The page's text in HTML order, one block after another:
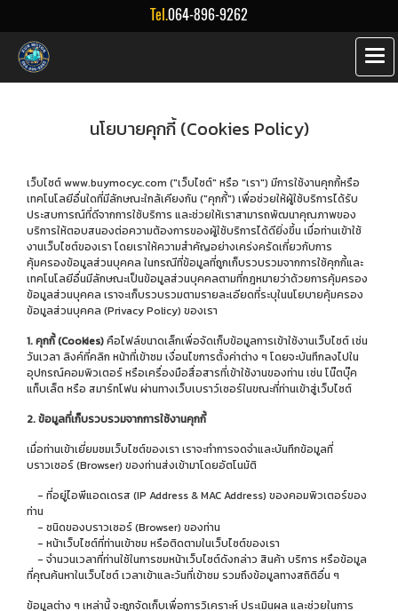
Tel.064-896-9262
นโยบายคุกกี้ (Cookies Policy)
เว็บไซต์ www.buymocyc.com ("เว็บไซต์" หรือ "เรา") มีการใช้งานคุกกี้หรือ
เทคโนโลยีอื่นใดที่มีลักษณะใกล้เคียงกัน ("คุกกี้") เพื่อช่วยให้ผู้ใช้บริการได้รับ
ประสบการณ์ที่ดีจากการใช้บริการ และช่วยให้เราสามารถพัฒนาคุณภาพของ
บริการให้ตอบสนองต่อความต้องการของผู้ใช้บริการได้ดียิ่งขึ้น เมื่อท่านเข้าใช้
งานเว็บไซต์ของเรา โดยเราให้ความสำคัญอย่างเคร่งครัดเกี่ยวกับการ
คุ้มครองข้อมูลส่วนบุคคล ในกรณีที่ข้อมูลที่ถูกเก็บรวบรวมจากการใช้คุกกี้และ
เทคโนโลยีอื่นมีลักษณะเป็นข้อมูลส่วนบุคคลตามที่กฎหมายว่าด้วยการคุ้มครอง
ข้อมูลส่วนบุคคล เราจะเก็บรวบรวมตามรายละเอียดที่ระบุในนโยบายคุ้มครอง
ข้อมูลส่วนบุคคล (Privacy Policy) ของเรา
1. คุกกี้ (Cookies)คือไฟล์ขนาดเล็กเพื่อจัดเก็บข้อมูลการเข้าใช้งานเว็บไซต์ เช่น
วันเวลา ลิงค์ที่คลิก หน้าที่เข้าชม เงื่อนไขการตั้งค่าต่าง ๆ โดยจะบันทึกลงไปใน
อุปกรณ์คอมพิวเตอร์ หรือเครื่องมือสื่อสารที่เข้าใช้งานของท่าน เช่น โน๊ตบุ๊ค
แท็บเล็ต หรือ สมาร์ทโฟน ผ่านทางเว็บเบราว์เซอร์ในขณะที่ท่านเข้าสู่เว็บไซต์
2. ข้อมูลที่เก็บรวบรวมจากการใช้งานคุกกี้
เมื่อท่านเข้าเยี่ยมชมเว็บไซต์ของเรา เราจะทำการจดจำและบันทึกข้อมูลที่
บราวเซอร์ (Browser) ของท่านส่งเข้ามาโดยอัตโนมัติ
- ที่อยู่ไอพีแอดเดรส (IP Address & MAC Address) ของคอมพิวเตอร์ของ
ท่าน
- ชนิดของบราวเซอร์ (Browser) ของท่าน
- หน้าเว็บไซต์ที่ท่านเข้าชม หรือติดตามในเว็บไซต์ของเรา
- จำนวนเวลาที่ท่านใช้ในการชมหน้าเว็บไซต์ดังกล่าว สินค้า บริการ หรือข้อมูล
ที่คุณค้นหาในเว็บไซต์ เวลาเข้าและวันที่เข้าชม รวมถึงข้อมูลทางสถิติอื่น ๆ
ข้อมูลต่าง ๆ เหล่านี้ จะถูกจัดเก็บเพื่อการวิเคราะห์ ประเมินผล และช่วยในการ